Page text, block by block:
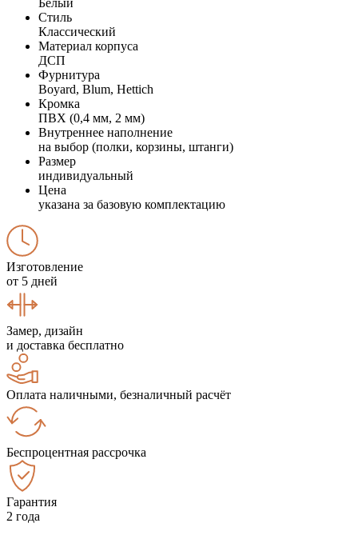
Стиль
Классический
Материал корпуса
ДСП
Фурнитура
Boyard, Blum, Hettich
Кромка
ПВХ (0,4 мм, 2 мм)
Внутреннее наполнение
на выбор (полки, корзины, штанги)
Размер
индивидуальный
Цена
указана за базовую комплектацию
Изготовление
от 5 дней
Замер, дизайн
и доставка бесплатно
Оплата наличными, безналичный расчёт
Беспроцентная рассрочка
Гарантия
2 года